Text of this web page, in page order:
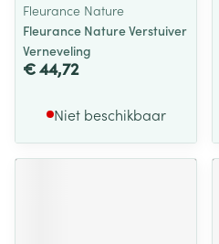
Fleurance Nature
Fleurance Nature Verstuiver
Verneveling
€ 44,72
Niet beschikbaar